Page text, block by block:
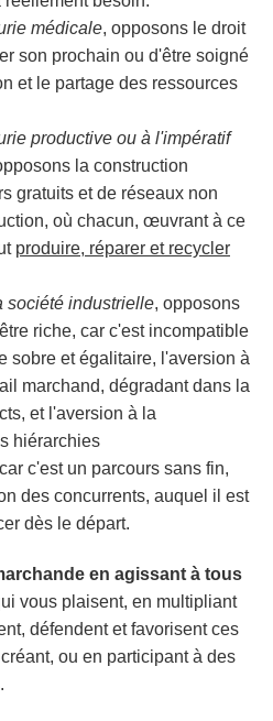
médicale, opposons le droit
son prochain ou d'être soigné
et le partage des ressources
productive ou à l'impératif
la construction
gratuits et de réseaux non
où chacun, œuvrant à ce
produire, réparer et recycler
société industrielle, opposons
riche, car c'est incompatible
sobre et égalitaire, l'aversion à
marchand, dégradant dans la
et l'aversion à la
hiérarchies
c'est un parcours sans fin,
des concurrents, auquel il est
dès le départ.
en agissant à tous
vous plaisent, en multipliant
défendent et favorisent ces
ou en participant à des